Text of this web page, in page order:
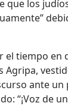
que los
el tiempo en
Agripa,
ante
“¡Voz de